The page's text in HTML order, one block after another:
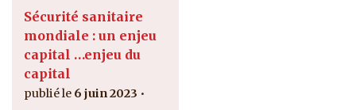
Sécurité sanitaire
mondiale : un enjeu
capital …enjeu du
capital
6 juin 2023